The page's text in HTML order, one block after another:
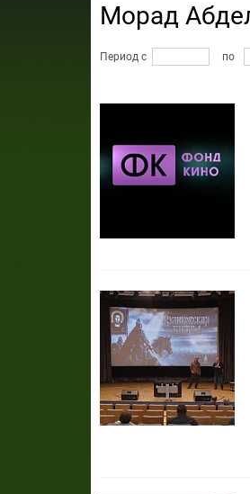
Морад
Период с по